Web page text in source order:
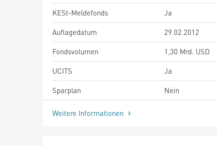
KESt-Meldefonds
Ja
Auflagedatum
29.02.2012
Fondsvolumen
1,30 Mrd. USD
UCITS
Ja
Sparplan
Nein
Weitere Informationen